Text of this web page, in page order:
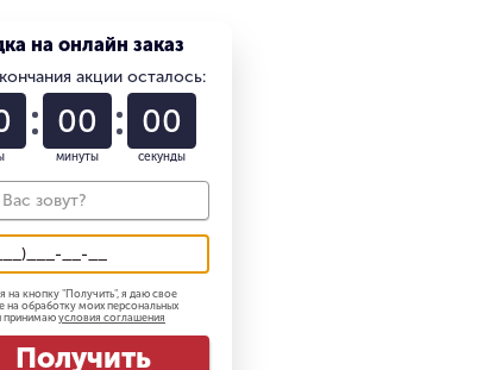
на онлайн заказ
акции осталось:
00
минуты
00
секунды
на кнопку "Получить", я даю свое
на обработку моих персональных
принимаю условия соглашения
Получить